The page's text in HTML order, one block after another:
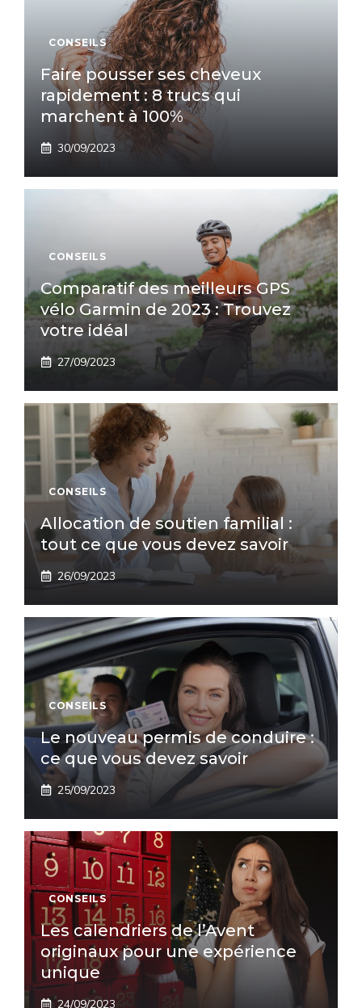
CONSEILS
Faire pousser ses cheveux
rapidement : 8 trucs qui
marchent à 100%
30/09/2023
CONSEILS
Comparatif des meilleurs GPS
vélo Garmin de 2023 : Trouvez
votre idéal
27/09/2023
CONSEILS
Allocation de soutien familial :
tout ce que vous devez savoir
26/09/2023
CONSEILS
Le nouveau permis de conduire :
ce que vous devez savoir
25/09/2023
CONSEILS
Les calendriers de l’Avent
originaux pour une expérience
unique
24/09/2023